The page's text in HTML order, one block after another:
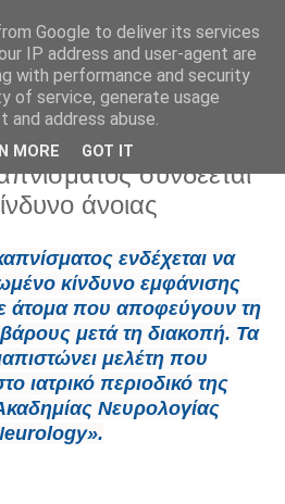
συνδέεται
άνοιας
ενδέχεται να
κίνδυνο εμφάνισης
άτομα που αποφεύγουν τη
μετά τη διακοπή. Τα
μελέτη που
ιατρικό περιοδικό της
Νευρολογίας
Google to deliver its services
IP address and user-agent are
with performance and security
of service, generate usage
address abuse.
MORE GOT IT